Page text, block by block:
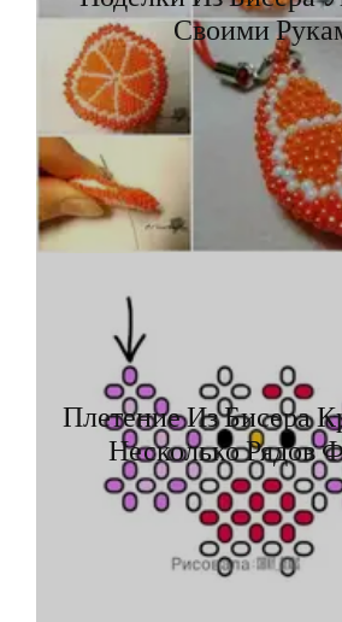
Своими
Плетение Из Бисера
Несколько Рядов